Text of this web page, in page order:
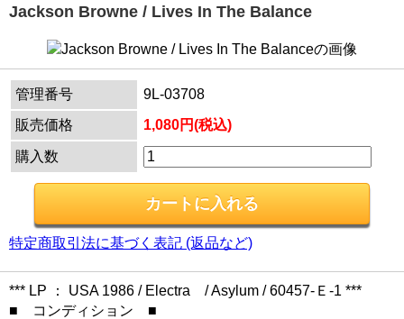
Jackson Browne / Lives In The Balance
管理番号
9L-03708
販売価格
1,080円(税込)
購入数
特定商取引法に基づく表記 (返品など)
*** LP ： USA 1986 / Electra / Asylum / 60457-Ｅ-1 ***
■ コンディション ■